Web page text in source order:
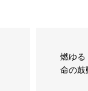
燃ゆる
命の鼓